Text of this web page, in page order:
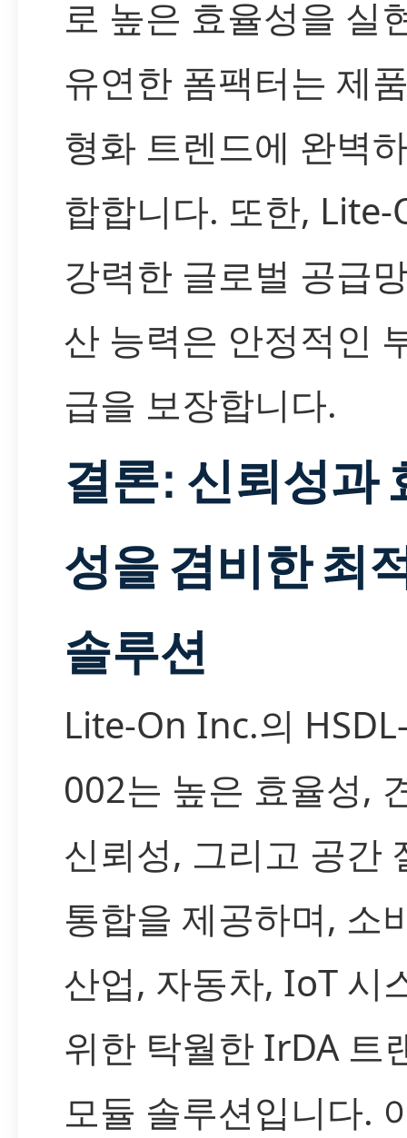
로 높은 효율성을 실
유연한 폼팩터는 제
형화 트렌드에 완벽
합합니다. 또한, Lite-
강력한 글로벌 공급
산 능력은 안정적인
급을 보장합니다.
결론: 신뢰성과
성을 겸비한 최
솔루션
Lite-On Inc.의
002는 높은 효율성,
신뢰성, 그리고 공간
통합을 제공하며, 소
산업, 자동차, IoT 시
위한 탁월한 IrDA 트
모듈 솔루션입니다.